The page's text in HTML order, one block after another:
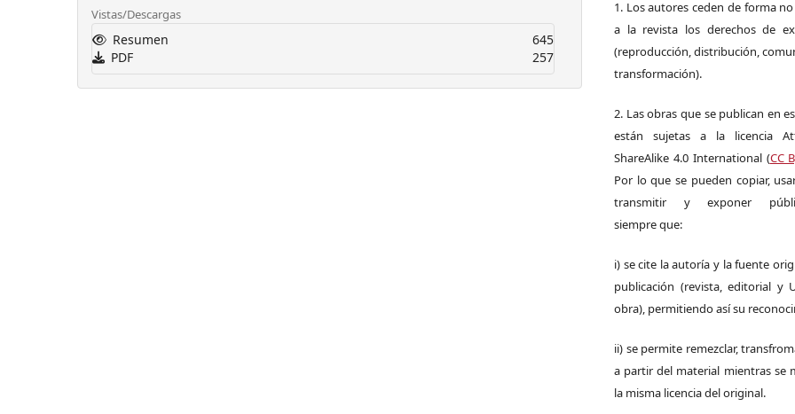
Vistas/Descargas
Resumen
645
PDF
257
1. Los autores ceden de forma
a la revista los derechos de
(reproducción, distribución,
transformación).
2. Las obras que se publican en
están sujetas a la licencia
ShareAlike 4.0 International (CC
Por lo que se pueden copiar,
transmitir y exponer
siempre que:
i) se cite la autoría y la fuente
publicación (revista, editorial y
obra), permitiendo así su
ii) se permite remezclar,
a partir del material mientras se
la misma licencia del original.